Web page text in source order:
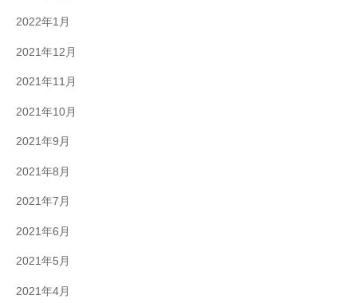
2022年1月
2021年12月
2021年11月
2021年10月
2021年9月
2021年8月
2021年7月
2021年6月
2021年5月
2021年4月